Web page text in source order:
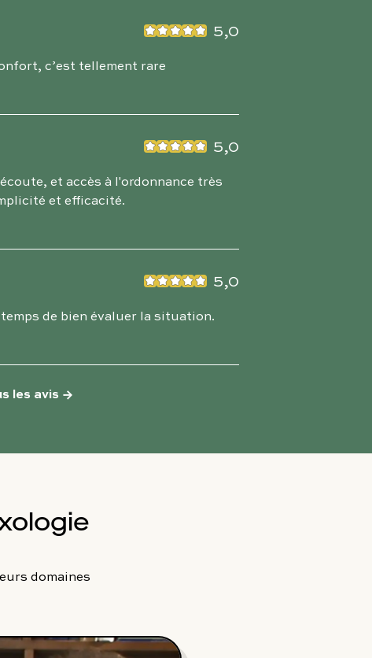
5,0
c’est tellement rare
5,0
et accès à l'ordonnance très
et efficacité.
5,0
de bien évaluer la situation.
les avis →
domaines